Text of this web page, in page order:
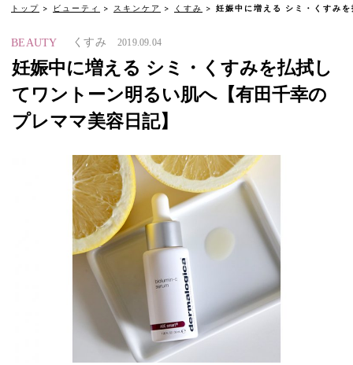
トップ ビューティ スキンケア くすみ 妊娠中に増える シミ・くすみ
BEAUTY くすみ 2019.09.04
妊娠中に増える シミ・くすみを払拭し
てワントーン明るい肌へ【有田千幸の
プレママ美容日記】